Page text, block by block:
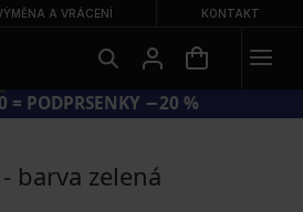
A VRÁCENÍ KONTAKT
= PODPRSENKY −20 %
barva zelená